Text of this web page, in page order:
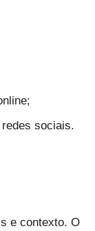
sociais.
e contexto. O